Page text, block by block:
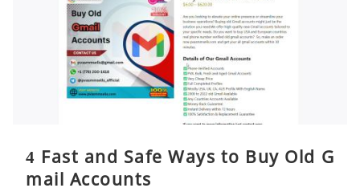
4 Fast and Safe Ways to Buy Old G
mail Accounts